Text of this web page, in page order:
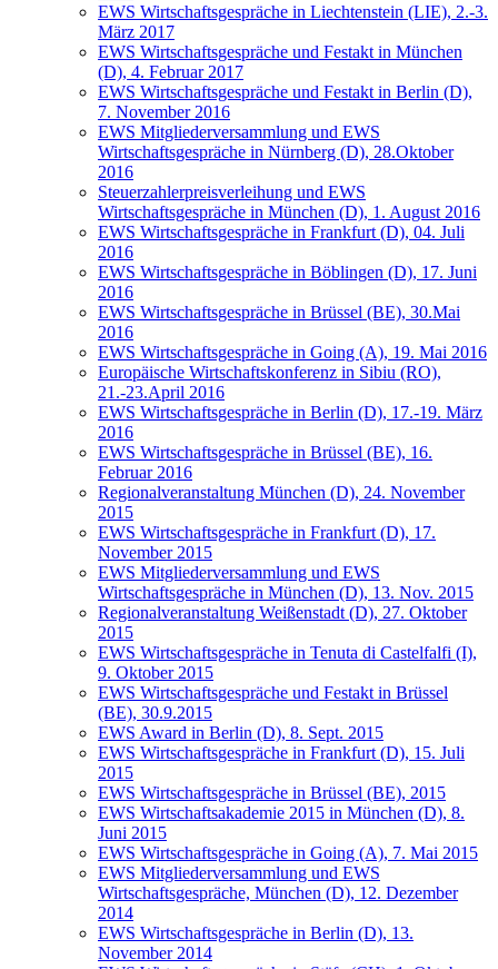
EWS Wirtschaftsgespräche in Liechtenstein (LIE), 2.-3.
März 2017
EWS Wirtschaftsgespräche und Festakt in München
(D), 4. Februar 2017
EWS Wirtschaftsgespräche und Festakt in Berlin (D),
7. November 2016
EWS Mitgliederversammlung und EWS
Wirtschaftsgespräche in Nürnberg (D), 28.Oktober
2016
Steuerzahlerpreisverleihung und EWS
Wirtschaftsgespräche in München (D), 1. August 2016
EWS Wirtschaftsgespräche in Frankfurt (D), 04. Juli
2016
EWS Wirtschaftsgespräche in Böblingen (D), 17. Juni
2016
EWS Wirtschaftsgespräche in Brüssel (BE), 30.Mai
2016
EWS Wirtschaftsgespräche in Going (A), 19. Mai 2016
Europäische Wirtschaftskonferenz in Sibiu (RO),
21.-23.April 2016
EWS Wirtschaftsgespräche in Berlin (D), 17.-19. März
2016
EWS Wirtschaftsgespräche in Brüssel (BE), 16.
Februar 2016
Regionalveranstaltung München (D), 24. November
2015
EWS Wirtschaftsgespräche in Frankfurt (D), 17.
November 2015
EWS Mitgliederversammlung und EWS
Wirtschaftsgespräche in München (D), 13. Nov. 2015
Regionalveranstaltung Weißenstadt (D), 27. Oktober
2015
EWS Wirtschaftsgespräche in Tenuta di Castelfalfi (I),
9. Oktober 2015
EWS Wirtschaftsgespräche und Festakt in Brüssel
(BE), 30.9.2015
EWS Award in Berlin (D), 8. Sept. 2015
EWS Wirtschaftsgespräche in Frankfurt (D), 15. Juli
2015
EWS Wirtschaftsgespräche in Brüssel (BE), 2015
EWS Wirtschaftsakademie 2015 in München (D), 8.
Juni 2015
EWS Wirtschaftsgespräche in Going (A), 7. Mai 2015
EWS Mitgliederversammlung und EWS
Wirtschaftsgespräche, München (D), 12. Dezember
2014
EWS Wirtschaftsgespräche in Berlin (D), 13.
November 2014